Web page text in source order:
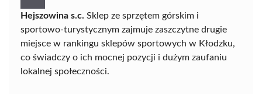
Hejszowina s.c. Sklep ze sprzętem górskim i
sportowo-turystycznym zajmuje zaszczytne drugie
miejsce w rankingu sklepów sportowych w Kłodzku,
co świadczy o ich mocnej pozycji i dużym zaufaniu
lokalnej społeczności.